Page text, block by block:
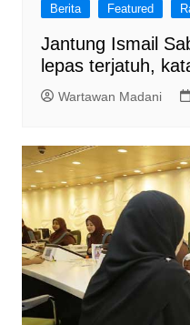
Berita Featured
Jantung Ismail
lepas terjatuh,
Wartawan Madani